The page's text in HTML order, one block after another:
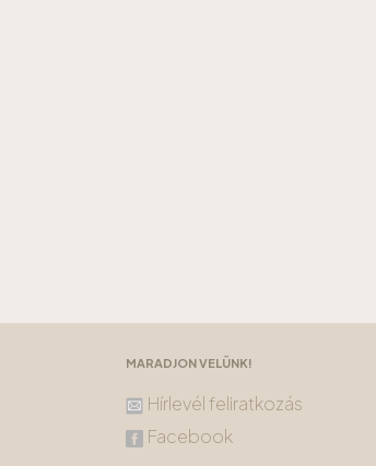
MARADJON VELÜNK!
Hírlevél feliratkozás
Facebook